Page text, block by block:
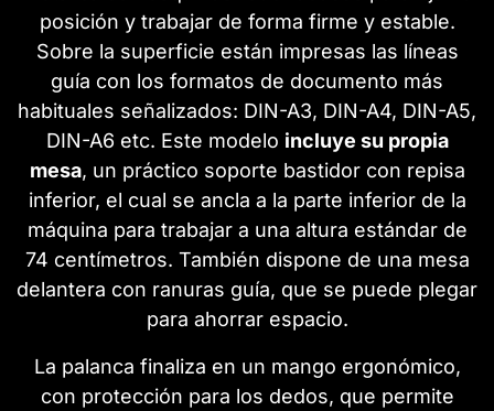
posición y trabajar de forma firme y estable.
Sobre la superficie están impresas las líneas
guía con los formatos de documento más
habituales señalizados: DIN-A3, DIN-A4, DIN-A5,
DIN-A6 etc. Este modelo incluye su propia
mesa, un práctico soporte bastidor con repisa
inferior, el cual se ancla a la parte inferior de la
máquina para trabajar a una altura estándar de
74 centímetros. También dispone de una mesa
delantera con ranuras guía, que se puede plegar
para ahorrar espacio.
La palanca finaliza en un mango ergonómico,
con protección para los dedos, que permite